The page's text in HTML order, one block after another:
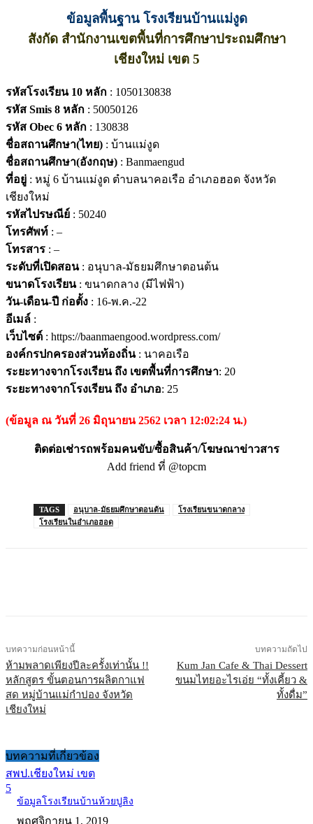
ข้อมูลพื้นฐาน โรงเรียนบ้านแม่งูด
สังกัด สำนักงานเขตพื้นที่การศึกษาประถมศึกษา
เชียงใหม่ เขต 5
รหัสโรงเรียน 10 หลัก : 1050130838
รหัส Smis 8 หลัก : 50050126
รหัส Obec 6 หลัก : 130838
ชื่อสถานศึกษา(ไทย) : บ้านแม่งูด
ชื่อสถานศึกษา(อังกฤษ) : Banmaengud
ที่อยู่ : หมู่ 6 บ้านแม่งูด ตำบลนาคอเรือ อำเภอฮอด จังหวัด
เชียงใหม่
รหัสไปรษณีย์ : 50240
โทรศัพท์ : –
โทรสาร : –
ระดับที่เปิดสอน: อนุบาล-มัธยมศึกษาตอนต้น
ขนาดโรงเรียน: ขนาดกลาง (มีไฟฟ้า)
วัน-เดือน-ปี ก่อตั้ง : 16-พ.ค.-22
อีเมล์ :
เว็บไซต์ : https://baanmaengood.wordpress.com/
องค์กรปกครองส่วนท้องถิ่น: นาคอเรือ
ระยะทางจากโรงเรียน ถึง เขตพื้นที่การศึกษา: 20
ระยะทางจากโรงเรียน ถึง อำเภอ: 25
(ข้อมูล ณ วันที่ 26 มิถุนายน 2562 เวลา 12:02:24 น.)
ติดต่อเช่ารถพร้อมคนขับ/ซื้อสินค้า/โฆษณาข่าวสาร
Add friend ที่ @topcm
TAGS อนุบาล-มัธยมศึกษาตอนต้น
โรงเรียนขนาดกลาง
โรงเรียนในอำเภอฮอด
บทความก่อนหน้านี้
ห้ามพลาดเพียงปีละครั้งเท่านั้น !!
หลักสูตร ขั้นตอนการผลิตกาแฟ
สด หมู่บ้านแม่กำปอง จังหวัด
เชียงใหม่
บทความถัดไป
Kum Jan Cafe & Thai Dessert
ขนมไทยอะไรเอ่ย “ทั้งเคี้ยว &
ทั้งดื่ม”
บทความที่เกี่ยวข้อง
สพป.เชียงใหม่ เขต
5
ข้อมูลโรงเรียนบ้านห้วยปูลิง
พฤศจิกายน 1, 2019